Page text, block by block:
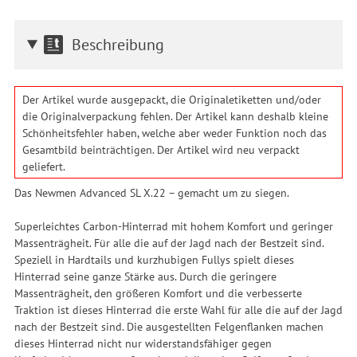
Beschreibung
Der Artikel wurde ausgepackt, die Originaletiketten und/oder
die Originalverpackung fehlen. Der Artikel kann deshalb kleine
Schönheitsfehler haben, welche aber weder Funktion noch das
Gesamtbild beinträchtigen. Der Artikel wird neu verpackt
geliefert.
Das Newmen Advanced SL X.22 – gemacht um zu siegen.
Superleichtes Carbon-Hinterrad mit hohem Komfort und geringer
Massenträgheit. Für alle die auf der Jagd nach der Bestzeit sind.
Speziell in Hardtails und kurzhubigen Fullys spielt dieses
Hinterrad seine ganze Stärke aus. Durch die geringere
Massenträgheit, den größeren Komfort und die verbesserte
Traktion ist dieses Hinterrad die erste Wahl für alle die auf der Jagd
nach der Bestzeit sind. Die ausgestellten Felgenflanken machen
dieses Hinterrad nicht nur widerstandsfähiger gegen